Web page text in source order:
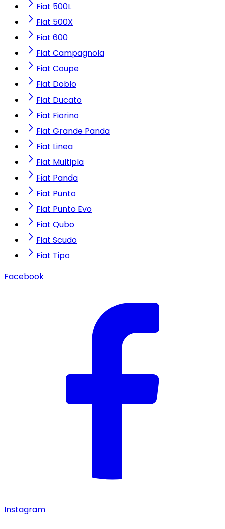
Fiat 500L
Fiat 500X
Fiat 600
Fiat Campagnola
Fiat Coupe
Fiat Doblo
Fiat Ducato
Fiat Fiorino
Fiat Grande Panda
Fiat Linea
Fiat Multipla
Fiat Panda
Fiat Punto
Fiat Punto Evo
Fiat Qubo
Fiat Scudo
Fiat Tipo
Facebook
Instagram